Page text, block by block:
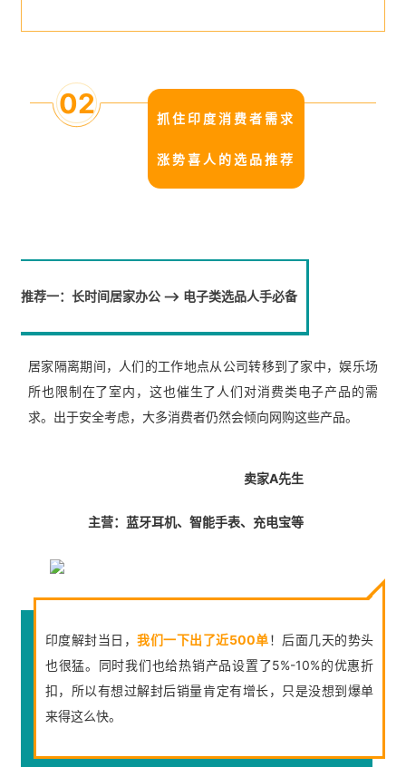
02 抓住印度消费者需求
涨势喜人的选品推荐
推荐一：长时间居家办公 –> 电子类选品人手必备
居家隔离期间，人们的工作地点从公司转移到了家中，娱乐场
所也限制在了室内，这也催生了人们对消费类电子产品的需
求。出于安全考虑，大多消费者仍然会倾向网购这些产品。
卖家A先生
主营：蓝牙耳机、智能手表、充电宝等
印度解封当日，我们一下出了近500单！后面几天的势头
也很猛。同时我们也给热销产品设置了5%-10%的优惠折
扣，所以有想过解封后销量肯定有增长，只是没想到爆单
来得这么快。